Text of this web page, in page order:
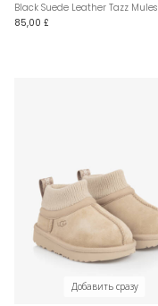
Black Suede Leather Tazz Mules
85,00 £
Добавить сразу